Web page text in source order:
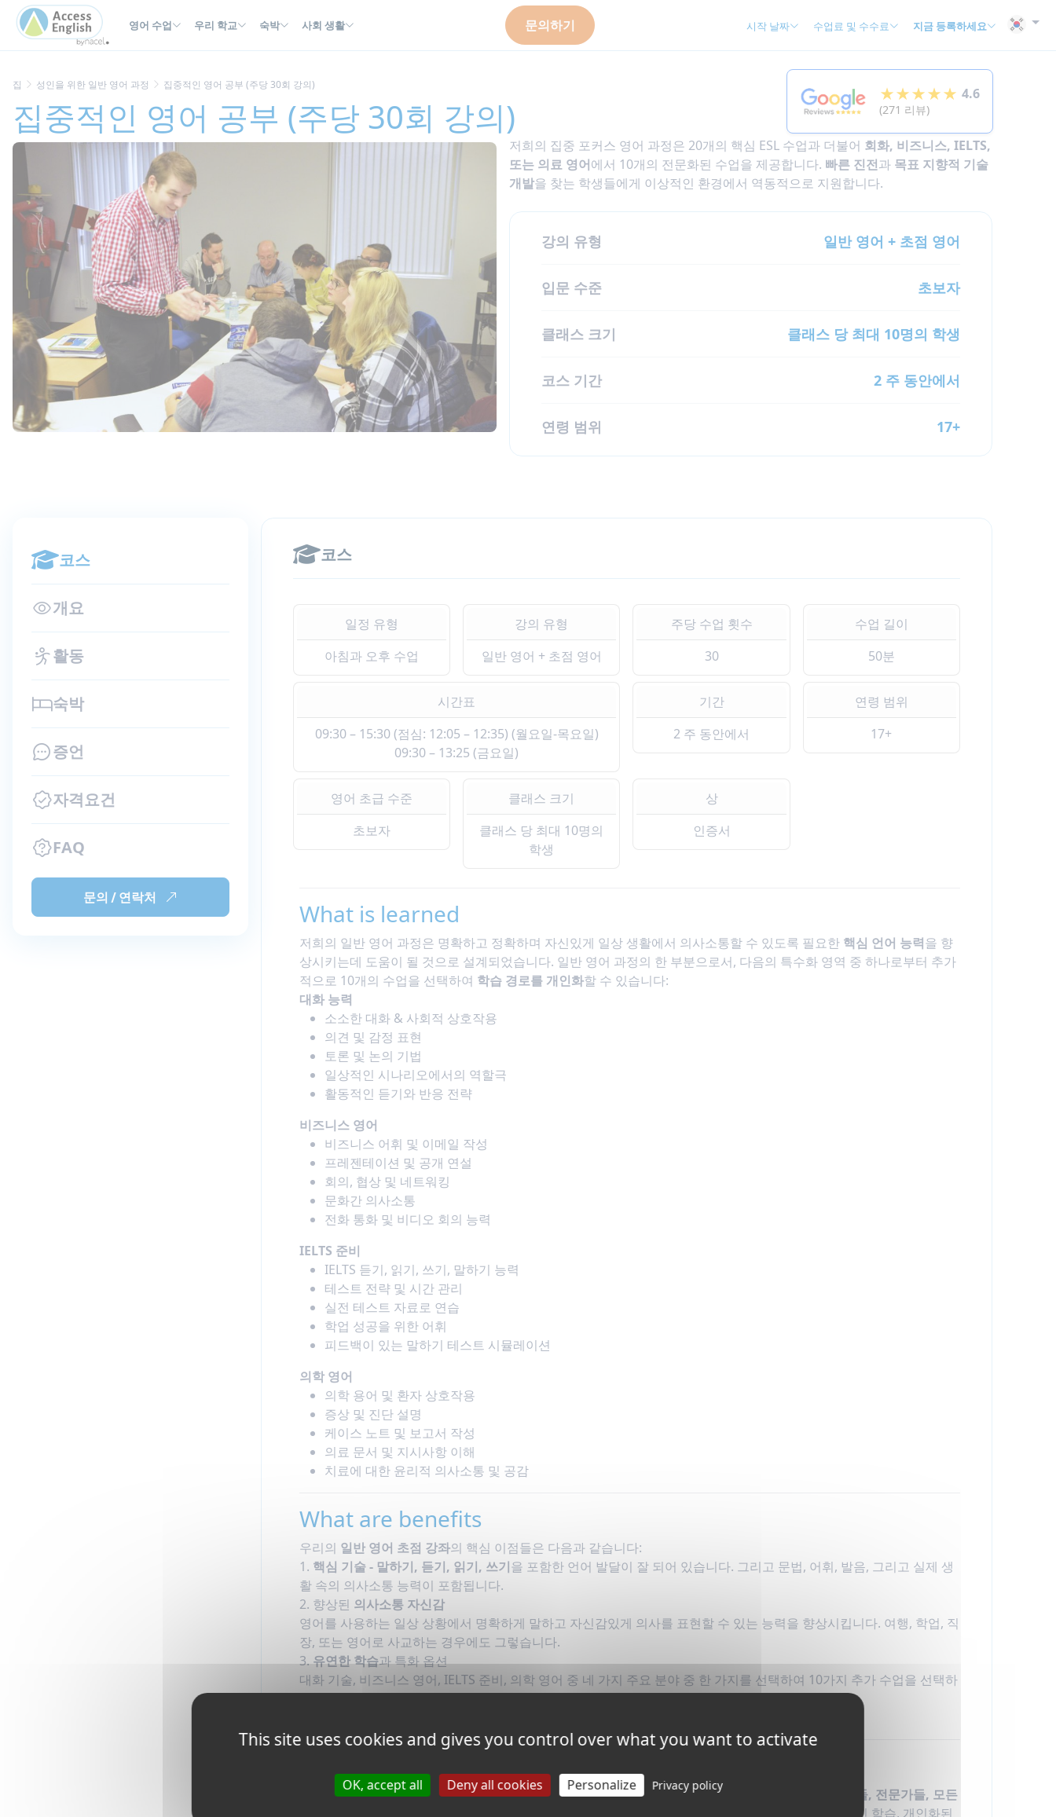
영어 수업 우리 학교 숙박 사회 생활 문의하기 시작 날짜 수업료 및 수수료 지금 등록하세요
★★★★★ 4.6
(271 리뷰)
집 성인을 위한 일반 영어 과정 집중적인 영어 공부 (주당 30회 강의)
집중적인 영어 공부 (주당 30회 강의)
저희의 집중 포커스 영어 과정은 20개의 핵심 ESL 수업과 더불어 회화, 비즈니스, IELTS,
또는 의료 영어에서 10개의 전문화된 수업을 제공합니다. 빠른 진전과 목표 지향적 기술
개발을 찾는 학생들에게 이상적인 환경에서 역동적으로 지원합니다.
강의 유형 일반 영어 + 초점 영어
입문 수준 초보자
클래스 크기 클래스 당 최대 10명의 학생
코스 기간 2 주 동안에서
연령 범위 17+
코스
개요
활동
숙박
증언
자격요건
FAQ
문의 / 연락처
코스
일정 유형
아침과 오후 수업
강의 유형
일반 영어 + 초점 영어
주당 수업 횟수
30
수업 길이
50분
시간표
09:30 – 15:30 (점심: 12:05 – 12:35) (월요일-목요일)
09:30 – 13:25 (금요일)
기간
2 주 동안에서
연령 범위
17+
영어 초급 수준
초보자
클래스 크기
클래스 당 최대 10명의
학생
상
인증서
What is learned
저희의 일반 영어 과정은 명확하고 정확하며 자신있게 일상 생활에서 의사소통할 수 있도록 필요한 핵심 언어 능력을 향
상시키는데 도움이 될 것으로 설계되었습니다. 일반 영어 과정의 한 부분으로서, 다음의 특수화 영역 중 하나로부터 추가
적으로 10개의 수업을 선택하여 학습 경로를 개인화할 수 있습니다:
대화 능력
소소한 대화 & 사회적 상호작용
의견 및 감정 표현
토론 및 논의 기법
일상적인 시나리오에서의 역할극
활동적인 듣기와 반응 전략
비즈니스 영어
비즈니스 어휘 및 이메일 작성
프레젠테이션 및 공개 연설
회의, 협상 및 네트워킹
문화간 의사소통
전화 통화 및 비디오 회의 능력
IELTS 준비
IELTS 듣기, 읽기, 쓰기, 말하기 능력
테스트 전략 및 시간 관리
실전 테스트 자료로 연습
학업 성공을 위한 어휘
피드백이 있는 말하기 테스트 시뮬레이션
의학 영어
의학 용어 및 환자 상호작용
증상 및 진단 설명
케이스 노트 및 보고서 작성
의료 문서 및 지시사항 이해
치료에 대한 윤리적 의사소통 및 공감
What are benefits
우리의 일반 영어 초점 강좌의 핵심 이점들은 다음과 같습니다:
1. 핵심 기술 - 말하기, 듣기, 읽기, 쓰기을 포함한 언어 발달이 잘 되어 있습니다. 그리고 문법, 어휘, 발음, 그리고 실제 생
활 속의 의사소통 능력이 포함됩니다.
2. 향상된 의사소통 자신감
영어를 사용하는 일상 상황에서 명확하게 말하고 자신감있게 의사를 표현할 수 있는 능력을 향상시킵니다. 여행, 학업, 직
장, 또는 영어로 사교하는 경우에도 그렇습니다.
3.유연한 학습과 특화 옵션
대화 기술, 비즈니스 영어, IELTS 준비, 의학 영어 중 네 가지 주요 분야 중 한 가지를 선택하여 10가지 추가 수업을 선택하
여 학습을 향상시킬 수 있습니다.
이 강좌는 일반 영어 구사력을 향상시키고실제 상황에서좀 더 자연스럽게 의사소통하고자 하는
학생들, 전문가들, 모든
이상적입니다. 영어를 처음 접하는 당신이든, 기술을 연마하려는 당신이든, 체계적인 학습, 개인화된
Cookies management panel
This site uses cookies and gives you control over what you want to activate
OK, accept all Deny all cookies Personalize Privacy policy